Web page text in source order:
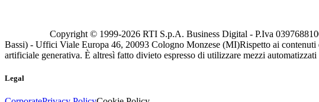
Copyright © 1999-2026 RTI S.p.A. Business Digital - P.Iva
Bassi) - Uffici Viale Europa 46, 20093 Cologno Monzese (MI)Rispetto ai contenuti
artificiale generativa. È altresì fatto divieto espresso di utilizzare mezzi automatizzati
Legal